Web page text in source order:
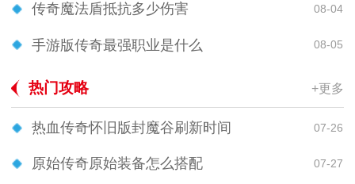
传奇魔法盾抵抗多少伤害 08-04
手游版传奇最强职业是什么 08-05
热门攻略 +更多
热血传奇怀旧版封魔谷刷新时间 07-26
原始传奇原始装备怎么搭配 07-27